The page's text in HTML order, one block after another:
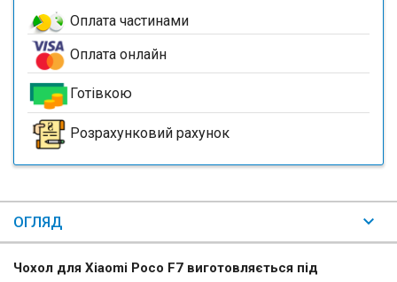
Оплата частинами
Оплата онлайн
Готівкою
Розрахунковий рахунок
ОГЛЯД
Чохол для Xiaomi Poco F7 виготовляється під